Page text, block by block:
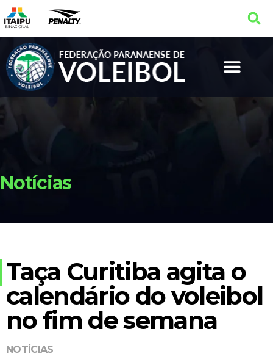
Notícias
Taça Curitiba agita o
calendário do voleibol
no fim de semana
NOTÍCIAS